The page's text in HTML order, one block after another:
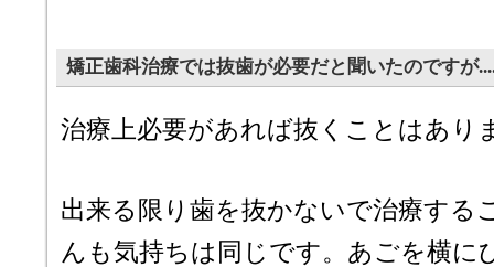
矯正歯科治療では抜歯が必要だと聞いたのですが
治療上必要があれば抜くことはあり
出来る限り歯を抜かないで治療する
んも気持ちは同じです。あごを横に